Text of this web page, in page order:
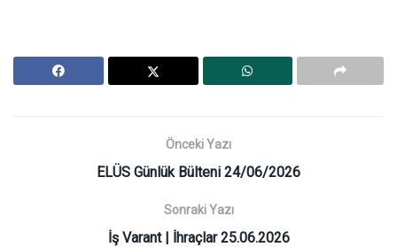
Önceki Yazı
ELÜS Günlük Bülteni 24/06/2026
Sonraki Yazı
İş Varant | İhraçlar 25.06.2026